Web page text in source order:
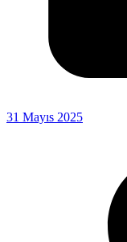
31 Mayıs 2025